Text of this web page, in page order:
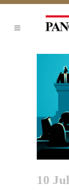
10 Jul